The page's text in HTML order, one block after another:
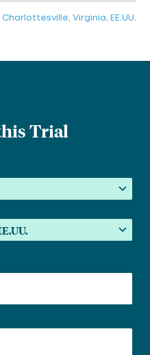
Charlottesville, Virginia, EE.UU.
Trial